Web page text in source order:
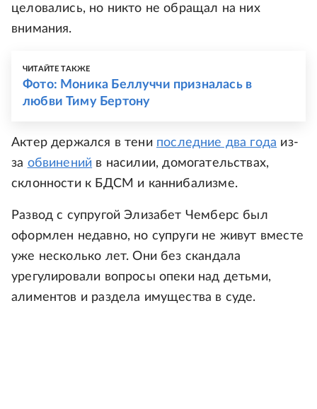
целовались, но никто не обращал на них
внимания.
ЧИТАЙТЕ ТАКЖЕ
Фото: Моника Беллуччи призналась в
любви Тиму Бертону
Актер держался в тени последние два года из-
за обвинений в насилии, домогательствах,
склонности к БДСМ и каннибализме.
Развод с супругой Элизабет Чемберс был
оформлен недавно, но супруги не живут вместе
уже несколько лет. Они без скандала
урегулировали вопросы опеки над детьми,
алиментов и раздела имущества в суде.